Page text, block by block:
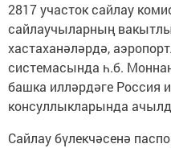
2817 участок сайлау
сайлаучыларның
хастаханәләрдә,
системасында һ.б.
башка илләрдәге Россия
консуллыкларында
Сайлау бүлекчәсенә